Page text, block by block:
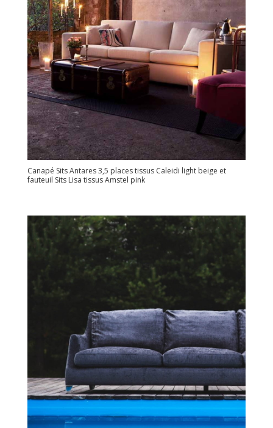
Canapé Sits Antares 3,5 places tissus Caleidi light beige et
fauteuil Sits Lisa tissus Amstel pink